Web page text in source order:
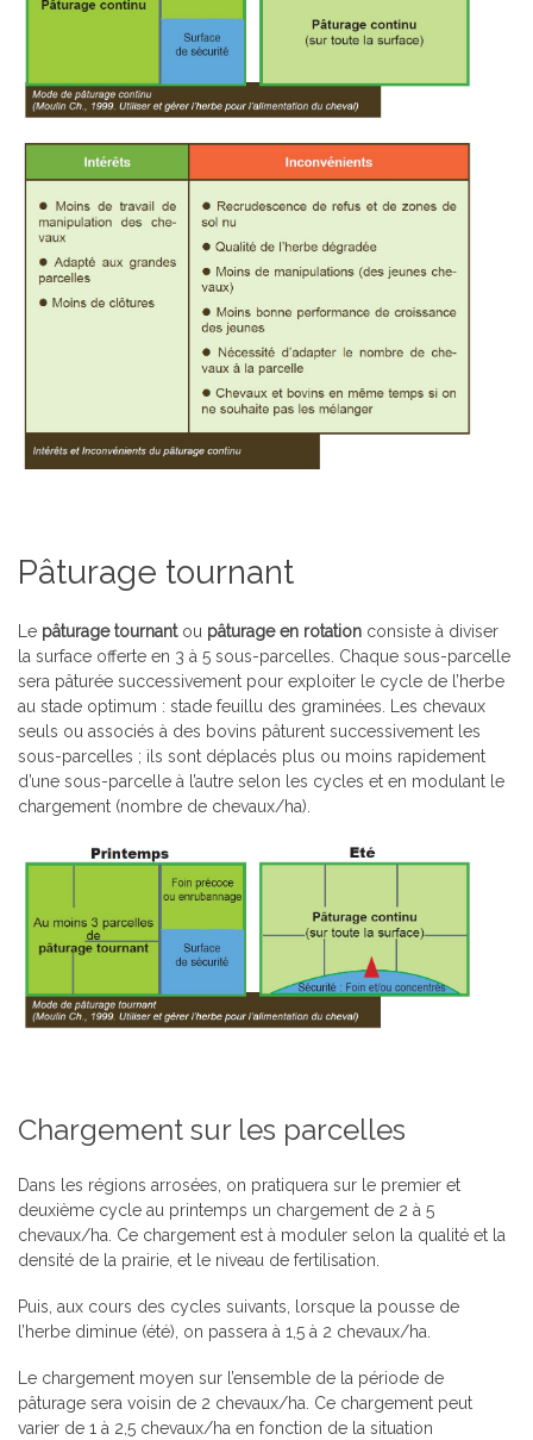
Pâturage tournant
Le pâturage tournantou pâturage en rotation consiste à diviser
la surface offerte en 3 à 5 sous-parcelles. Chaque sous-parcelle
sera pâturée successivement pour exploiter le cycle de l’herbe
au stade optimum : stade feuillu des graminées. Les chevaux
seuls ou associés à des bovins pâturent successivement les
sous-parcelles ; ils sont déplacés plus ou moins rapidement
d’une sous-parcelle à l’autre selon les cycles et en modulant le
chargement (nombre de chevaux/ha).
Chargement sur les parcelles
Dans les régions arrosées, on pratiquera sur le premier et
deuxième cycle au printemps un chargement de 2 à 5
chevaux/ha. Ce chargement est à moduler selon la qualité et la
densité de la prairie, et le niveau de fertilisation.
Puis, aux cours des cycles suivants, lorsque la pousse de
l’herbe diminue (été), on passera à 1,5 à 2 chevaux/ha.
Le chargement moyen sur l’ensemble de la période de
pâturage sera voisin de 2 chevaux/ha. Ce chargement peut
varier de 1 à 2,5 chevaux/ha en fonction de la situation